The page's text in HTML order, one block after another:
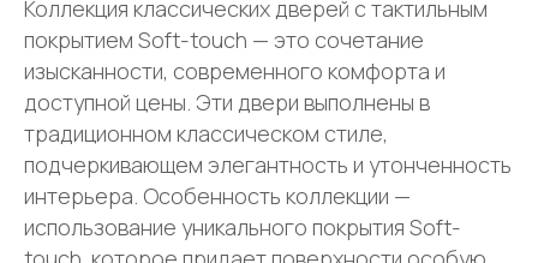
Коллекция классических дверей с тактильным
покрытием Soft-touch — это сочетание
изысканности, современного комфорта и
доступной цены. Эти двери выполнены в
традиционном классическом стиле,
подчеркивающем элегантность и утонченность
интерьера. Особенность коллекции —
использование уникального покрытия Soft-